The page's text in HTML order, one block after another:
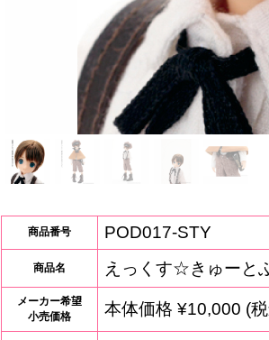
商品番号 POD017-STY
商品名 えっくす☆きゅーと
メーカー希望
小売価格
本体価格 ¥10,000 (